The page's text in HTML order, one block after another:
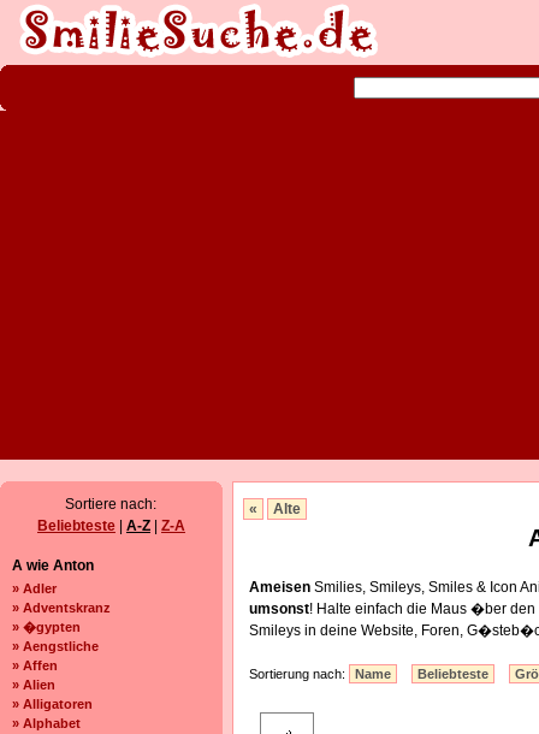
Sortiere nach:
Beliebteste
A-Z Z-A
A wie Anton
» Adler
» Adventskranz
» �gypten
» Aengstliche
» Affen
» Alien
» Alligatoren
» Alphabet
« Alte
Ameisen Smilies, Smileys, Smiles & Icon
umsonst! Halte einfach die Maus �ber
Smileys in deine Website, Foren,
Sortierung nach: Name Beliebteste